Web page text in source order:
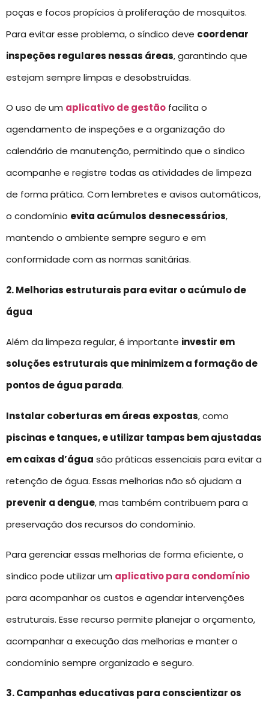
poças e focos propícios à proliferação de mosquitos.
Para evitar esse problema, o síndico deve coordenar
inspeções regulares nessas áreas, garantindo que
estejam sempre limpas e desobstruídas.
O uso de um aplicativo de gestão facilita o
agendamento de inspeções e a organização do
calendário de manutenção, permitindo que o síndico
acompanhe e registre todas as atividades de limpeza
de forma prática. Com lembretes e avisos automáticos,
o condomínio evita acúmulos desnecessários,
mantendo o ambiente sempre seguro e em
conformidade com as normas sanitárias.
2. Melhorias estruturais para evitar o acúmulo de
água
Além da limpeza regular, é importante investir em
soluções estruturais que minimizem a formação de
pontos de água parada.
Instalar coberturas em áreas expostas, como
piscinas e tanques, e utilizar tampas bem ajustadas
em caixas d’água são práticas essenciais para evitar a
retenção de água. Essas melhorias não só ajudam a
prevenir a dengue, mas também contribuem para a
preservação dos recursos do condomínio.
Para gerenciar essas melhorias de forma eficiente, o
síndico pode utilizar um aplicativo para condomínio
para acompanhar os custos e agendar intervenções
estruturais. Esse recurso permite planejar o orçamento,
acompanhar a execução das melhorias e manter o
condomínio sempre organizado e seguro.
3. Campanhas educativas para conscientizar os